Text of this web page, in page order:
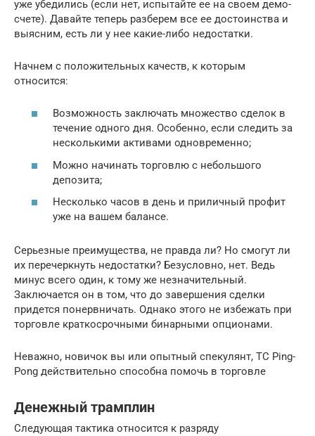
уже убедились (если нет, испытайте ее на своем демо-
счете). Давайте теперь разберем все ее достоинства и
выясним, есть ли у нее какие-либо недостатки.
Начнем с положительных качеств, к которым
относится:
Возможность заключать множество сделок в
течение одного дня. Особенно, если следить за
несколькими активами одновременно;
Можно начинать торговлю с небольшого
депозита;
Несколько часов в день и приличный профит
уже на вашем балансе.
Серьезные преимущества, не правда ли? Но смогут ли
их перечеркнуть недостатки? Безусловно, нет. Ведь
минус всего один, к тому же незначительный.
Заключается он в том, что до завершения сделки
придется понервничать. Однако этого не избежать при
торговле краткосрочными бинарными опционами.
Неважно, новичок вы или опытный спекулянт, ТС Ping-
Pong действительно способна помочь в торговле
Денежный трамплин
Следующая тактика относится к разряду